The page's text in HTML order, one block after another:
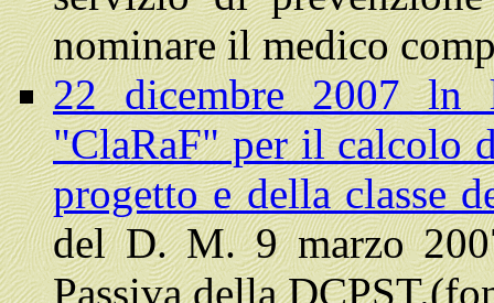
nominare il medico
22 dicembre 2007 ln
"ClaRaF" per il calcolo
progetto e della classe
del D. M. 9 marzo
Passiva della